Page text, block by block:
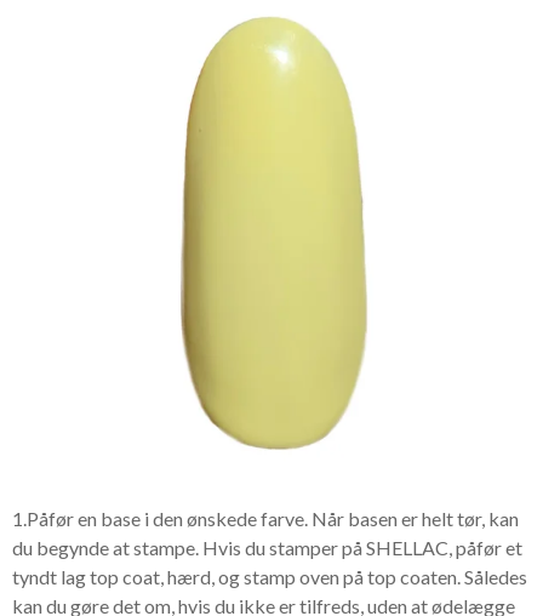
1.Påfør en base i den ønskede farve. Når basen er helt tør, kan
du begynde at stampe. Hvis du stamper på SHELLAC, påfør et
tyndt lag top coat, hærd, og stamp oven på top coaten. Således
kan du gøre det om, hvis du ikke er tilfreds, uden at ødelægge